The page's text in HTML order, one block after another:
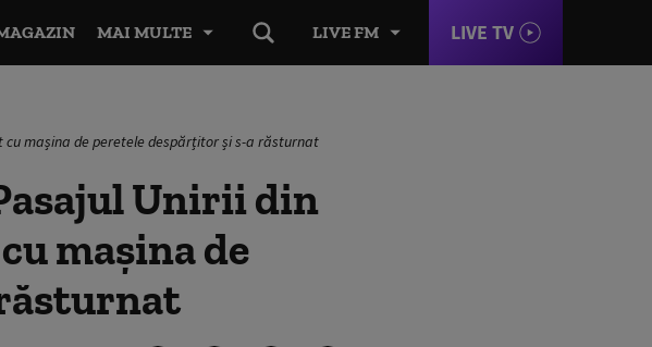
LIVE FM LIVE TV
MAI MULTE
cu mașina de peretele despărțitor și s-a răsturnat
Unirii din
mașina de